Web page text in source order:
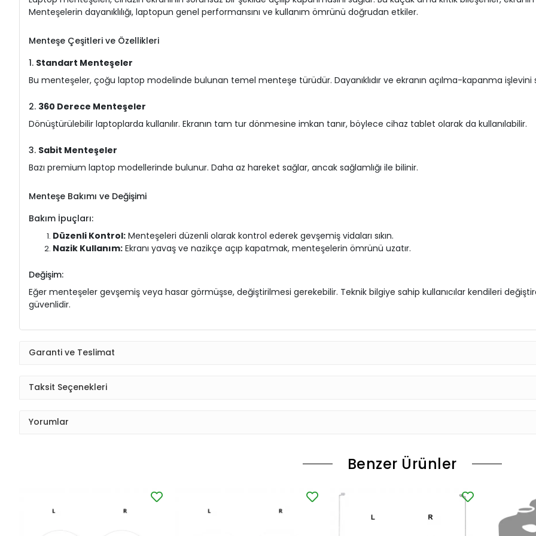
Menteşelerin dayanıklılığı, laptopun genel performansını ve kullanım ömrünü doğrudan etkiler.
Menteşe Çeşitleri ve Özellikleri
1. Standart Menteşeler
Bu menteşeler, çoğu laptop modelinde bulunan temel menteşe türüdür. Dayanıklıdır ve ekranın açılma-kapanma işlevini
2. 360 Derece Menteşeler
Dönüştürülebilir laptoplarda kullanılır. Ekranın tam tur dönmesine imkan tanır, böylece cihaz tablet olarak da kullanılabilir.
3. Sabit Menteşeler
Bazı premium laptop modellerinde bulunur. Daha az hareket sağlar, ancak sağlamlığı ile bilinir.
Menteşe Bakımı ve Değişimi
Bakım İpuçları:
Düzenli Kontrol: Menteşeleri düzenli olarak kontrol ederek gevşemiş vidaları sıkın.
Nazik Kullanım: Ekranı yavaş ve nazikçe açıp kapatmak, menteşelerin ömrünü uzatır.
Değişim:
Eğer menteşeler gevşemiş veya hasar görmüşse, değiştirilmesi gerekebilir. Teknik bilgiye sahip kullanıcılar kendileri
güvenlidir.
Garanti ve Teslimat
Taksit Seçenekleri
Yorumlar
Benzer Ürünler